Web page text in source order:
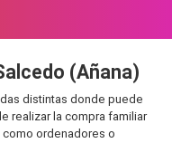
(Añana)
distintas donde puede
realizar la compra familiar
ordenadores o